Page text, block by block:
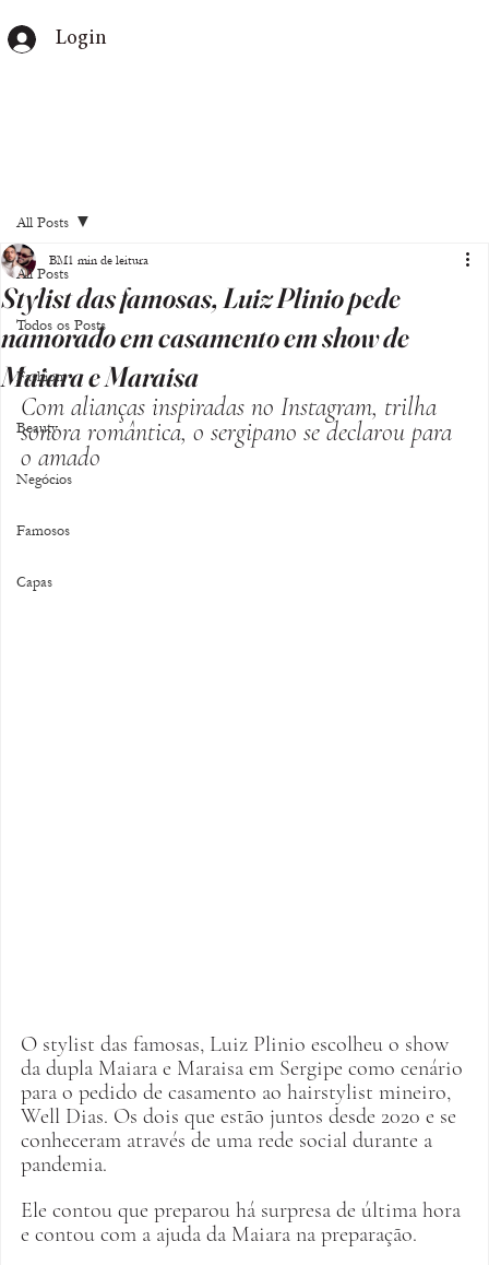
Login
All Posts
Todos os Posts
Fashion
Beauty
Negócios
Famosos
Capas
All Posts
Stylist das famosas, Luiz Plinio pede
namorado em casamento em show de
Maiara e Maraisa
BM1 min de leitura
Com alianças inspiradas no Instagram, trilha
sonora romântica, o sergipano se declarou para
o amado
O stylist das famosas, Luiz Plinio escolheu o show
da dupla Maiara e Maraisa em Sergipe como cenário
para o pedido de casamento ao hairstylist mineiro,
Well Dias. Os dois que estão juntos desde 2020 e se
conheceram através de uma rede social durante a
pandemia.
Ele contou que preparou há surpresa de última hora
e contou com a ajuda da Maiara na preparação.